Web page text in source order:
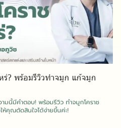
ร่? พร้อมรีวิวทำจมูก แก้จมูก
ามนี้มีคำตอบ! พร้อมรีวิว ทำจมูกโคราช
ห้คุณตัดสินใจได้ง่ายขึ้นค่ะ!